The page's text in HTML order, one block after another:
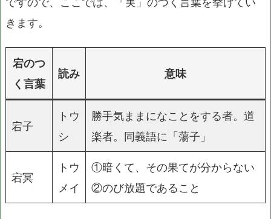
きます。
宕のつ
く言葉
読み 意味
宕子
トウ
シ
勝手気ままになことをする者。道
楽者。同義語に「蕩子」
宕冥
トウ
メイ
①暗くて、その果てが分からない
②のび放題であること